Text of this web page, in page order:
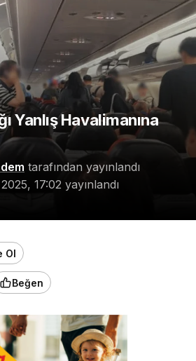
Yanlış Havalimanına
tarafından yayınlandı
17:02 yayınlandı
Ol
Beğen